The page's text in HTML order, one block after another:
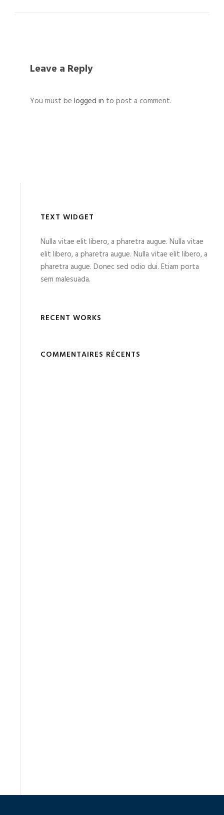
Leave a Reply
You must be logged in to post a comment.
TEXT WIDGET
Nulla vitae elit libero, a pharetra augue. Nulla vitae
elit libero, a pharetra augue. Nulla vitae elit libero, a
pharetra augue. Donec sed odio dui. Etiam porta
sem malesuada.
RECENT WORKS
COMMENTAIRES RÉCENTS